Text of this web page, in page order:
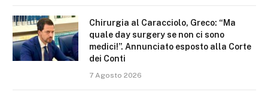
Chirurgia al Caracciolo, Greco: “Ma
quale day surgery se non ci sono
medici!”. Annunciato esposto alla Corte
dei Conti
7 Agosto 2026